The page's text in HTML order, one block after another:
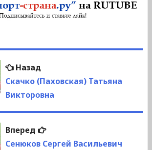
НазадПредыдущая
запись:
Скачко (Паховская) Татьяна
Викторовна
Вперед
Следующая
запись:
Сенюков Сергей Васильевич